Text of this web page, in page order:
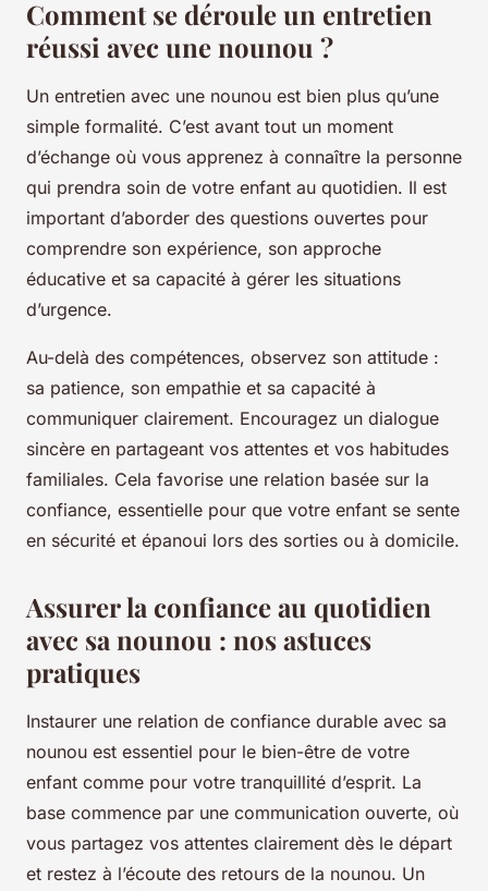
Comment se déroule un entretien
réussi avec une nounou ?
Un entretien avec une nounou est bien plus qu’une
simple formalité. C’est avant tout un moment
d’échange où vous apprenez à connaître la personne
qui prendra soin de votre enfant au quotidien. Il est
important d’aborder des questions ouvertes pour
comprendre son expérience, son approche
éducative et sa capacité à gérer les situations
d’urgence.
Au-delà des compétences, observez son attitude :
sa patience, son empathie et sa capacité à
communiquer clairement. Encouragez un dialogue
sincère en partageant vos attentes et vos habitudes
familiales. Cela favorise une relation basée sur la
confiance, essentielle pour que votre enfant se sente
en sécurité et épanoui lors des sorties ou à domicile.
Assurer la confiance au quotidien
avec sa nounou : nos astuces
pratiques
Instaurer une relation de confiance durable avec sa
nounou est essentiel pour le bien-être de votre
enfant comme pour votre tranquillité d’esprit. La
base commence par une communication ouverte, où
vous partagez vos attentes clairement dès le départ
et restez à l’écoute des retours de la nounou. Un